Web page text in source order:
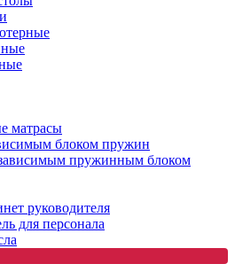
матрасы
блоком пружин
пружинным блоком
руководителя
для персонала